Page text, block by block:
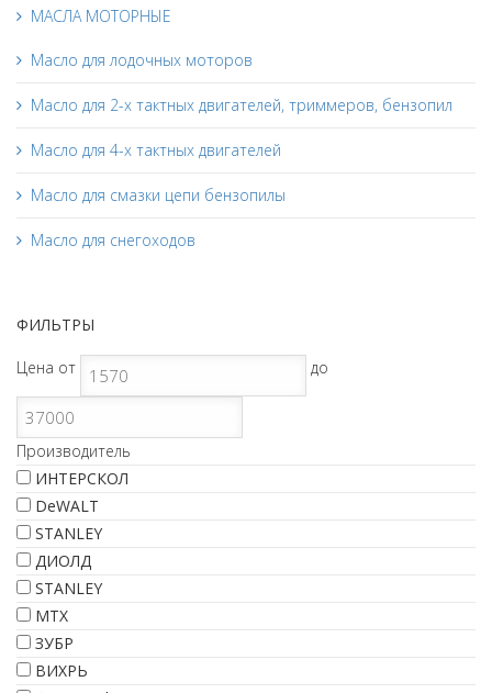
МАСЛА МОТОРНЫЕ
Масло для лодочных моторов
Масло для 2-х тактных двигателей, триммеров, бензопил
Масло для 4-х тактных двигателей
Масло для смазки цепи бензопилы
Масло для снегоходов
ФИЛЬТРЫ
Цена от до
Производитель
ИНТЕРСКОЛ
DeWALT
STANLEY
ДИОЛД
STANLEY
МТХ
ЗУБР
ВИХРЬ